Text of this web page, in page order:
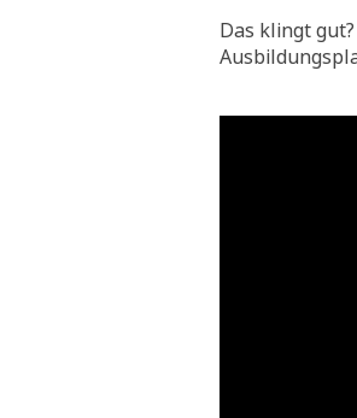
Das klingt